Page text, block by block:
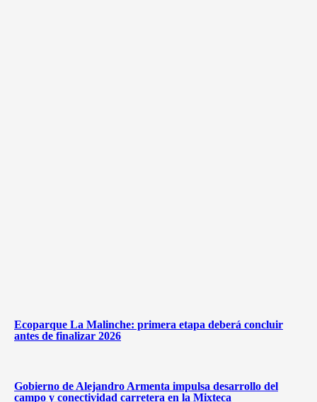
Ecoparque La Malinche: primera etapa deberá concluir
antes de finalizar 2026
Gobierno de Alejandro Armenta impulsa desarrollo del
campo y conectividad carretera en la Mixteca